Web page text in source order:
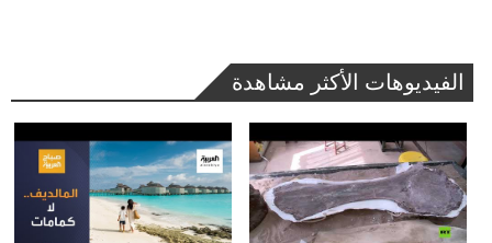
الفيديوهات الأكثر مشاهدة